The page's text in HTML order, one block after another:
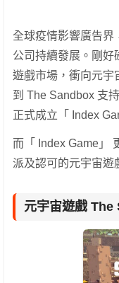
全球疫情影響廣告界
公司持續發展。剛好
遊戲市場，衝向元宇
到 The Sandbox 支
正式成立「 Index
而「 Index Game」
派及認可的元宇宙遊
元宇宙遊戲 The